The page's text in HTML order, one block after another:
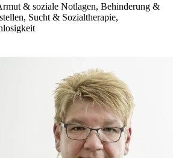
& soziale Notlagen, Behinderung &
Sucht & Sozialtherapie,